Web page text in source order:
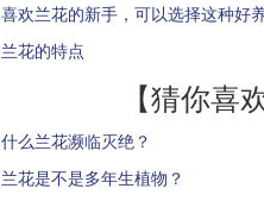
喜欢兰花的新手，可以选择这种好
兰花的特点
【猜你喜
什么兰花濒临灭绝？
兰花是不是多年生植物？